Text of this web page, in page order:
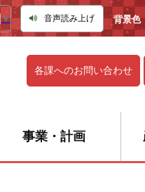
▼ 音声読み上げ 背景色
各課へのお問い合わせ
事業・計画